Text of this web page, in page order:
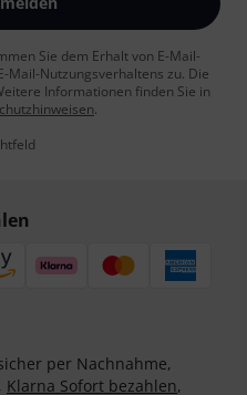
Sie dem Erhalt von E-Mail-
Mail-Nutzungsverhaltens zu. Die
Informationen finden Sie in
.
per Nachnahme,
Klarna Sofort bezahlen,